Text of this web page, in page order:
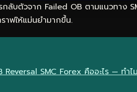
ลับตัวจาก Failed OB ตามแนวทาง
าฟให้แม่นยำมากขึ้น.
SMC Forex คืออะไร — ทำ